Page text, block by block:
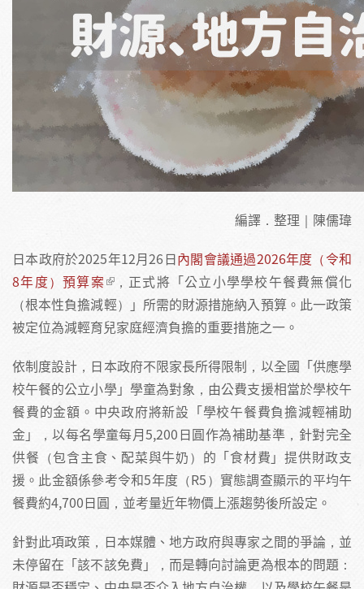
編譯．整理｜陳儒瑋
日本政府於2025年12月26日內閣會議通過2026年度（令和
8年度）預算案 ，正式將「公立小學學校午餐費無償化
（根本性負擔減輕）」所需的財源措施納入預算。此一政策
被定位為減輕育兒家庭經濟負擔的重要措施之一。
依制度設計，日本政府不限家長所得限制，以全國「供應學
校午餐的公立小學」學童為對象，由公費支援相當於學校午
餐費的金額。中央政府將新設「學校午餐費負擔減輕補助
金」，以每名學童每月5,200日圓作為補助基準，針對完全
供餐（包含主食、配菜與牛奶）的「食材費」提供財政支
援。此金額係參考令和5年度（R5）實態調查顯示的平均午
餐費約4,700日圓，並考量近年物價上漲趨勢後所設定。
針對此項政策，日本媒體、地方政府與專家之間的爭論，並
未停留在「該不該免費」，而是轉向討論更為根本的問題：